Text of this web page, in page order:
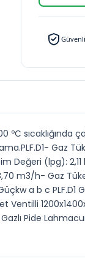
sıcaklığında
Gaz
Değeri (lpg):
m3/h- Gaz
a b c PLF.D1
Ventilli
Pide